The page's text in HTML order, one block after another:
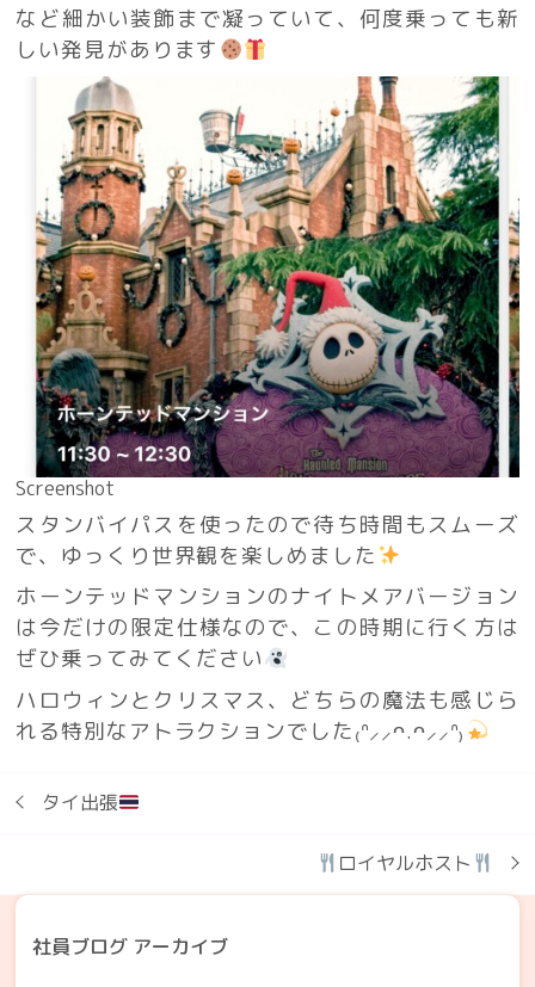
など細かい装飾まで凝っていて、何度乗っても新
しい発見があります
Screenshot
スタンバイパスを使ったので待ち時間もスムーズ
で、ゆっくり世界観を楽しめました
ホーンテッドマンションのナイトメアバージョン
は今だけの限定仕様なので、この時期に行く方は
ぜひ乗ってみてください
ハロウィンとクリスマス、どちらの魔法も感じら
れる特別なアトラクションでした₍ᐢ⸝⸝ᴖ.ᴖ⸝⸝ᐢ₎
タイ出張
ロイヤルホスト
社員ブログ アーカイブ